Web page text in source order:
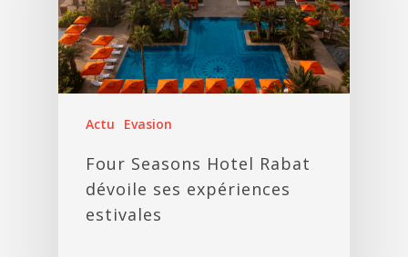
Actu Evasion
Four Seasons Hotel Rabat
dévoile ses expériences
estivales